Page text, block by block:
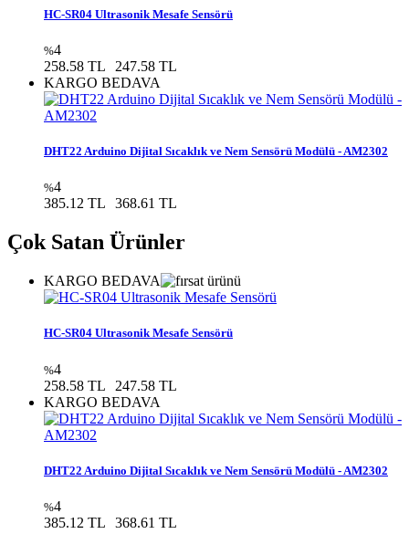
HC-SR04 Ultrasonik Mesafe Sensörü
%4
258.58 TL
247.58 TL
KARGO BEDAVA
DHT22 Arduino Dijital Sıcaklık ve Nem Sensörü Modülü - AM2302
%4
385.12 TL
368.61 TL
Çok Satan Ürünler
KARGO BEDAVA
HC-SR04 Ultrasonik Mesafe Sensörü
%4
258.58 TL
247.58 TL
KARGO BEDAVA
DHT22 Arduino Dijital Sıcaklık ve Nem Sensörü Modülü - AM2302
%4
385.12 TL
368.61 TL